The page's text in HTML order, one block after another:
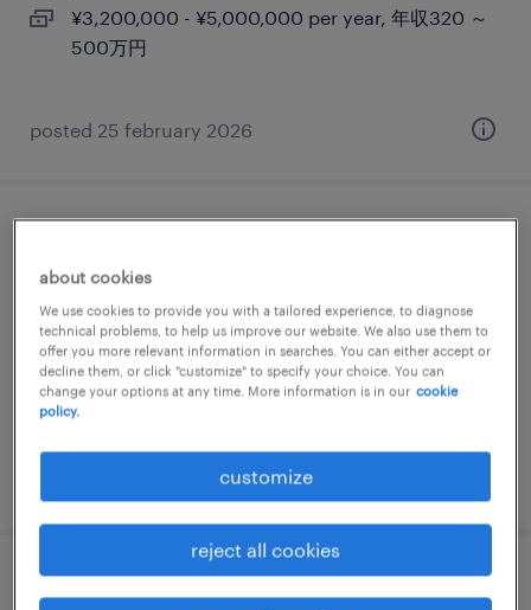
¥3,200,000 - ¥5,000,000 per year, 年収320 ～
500万円
posted 25 february 2026
permanent
¥3,150,000 - ¥5,000,000 per year, 年収315 ～
500万円
about cookies
We use cookies to provide you with a tailored experience, to diagnose
technical problems, to help us improve our website. We also use them to
offer you more relevant information in searches. You can either accept or
decline them, or click "customize" to specify your choice. You can
change your options at any time. More information is in our cookie
policy.
customize
reject all cookies